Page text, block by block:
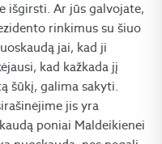
išgirsti. Ar jūs galvojate,
rinkimus su šiuo
jai, kad ji
kad kažkada jį
šūkį, galima sakyti.
jis yra
poniai Maldeikienei